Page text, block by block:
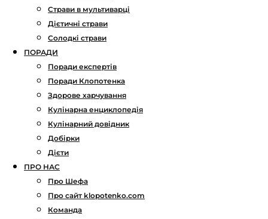
Страви в мультиварці
Дієтичні страви
Солодкі страви
ПОРАДИ
Поради експертів
Поради Клопотенка
Здорове харчування
Кулінарна енциклопедія
Кулінарний довідник
Добірки
Дієти
ПРО НАС
Про Шефа
Про сайт klopotenko.com
Команда